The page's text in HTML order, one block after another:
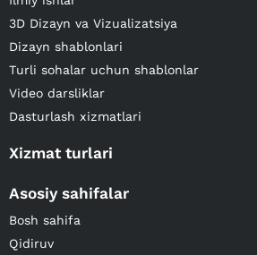
3D Dizayn va Vizualizatsiya
Dizayn shablonlari
Turli sohalar uchun shablonlar
Video darsliklar
Dasturlash xizmatlari
Xizmat turlari
Asosiy sahifalar
Bosh sahifa
Qidiruv